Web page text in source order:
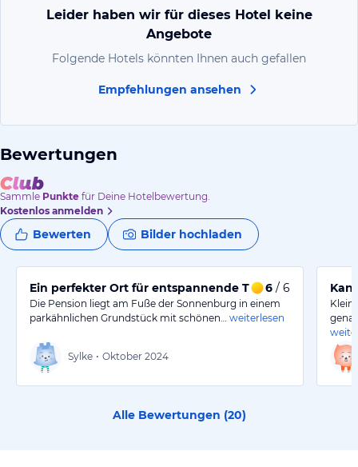
Leider haben wir für dieses Hotel keine
Angebote
Folgende Hotels könnten Ihnen auch gefallen
Empfehlungen ansehen
Bewertungen
Sammle Punkte für Deine Hotelbewertung.
Kostenlos anmelden
Bewerten Bilder hochladen
Ein perfekter Ort für entspannende Tage und
6 / 6
Die Pension liegt am Fuße der Sonnenburg in einem
parkähnlichen Grundstück mit schönen…
weiterlesen
Sylke • Oktober 2024
Alle Bewertungen (20)